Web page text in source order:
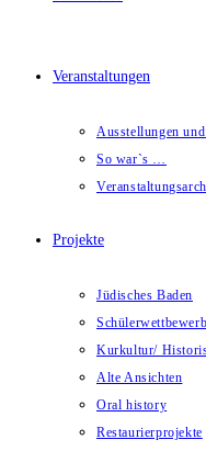
Veranstaltungen
Ausstellungen
So war`s …
Projekte
Jüdisches Baden
Kurkultur/
Alte Ansichten
Oral history
Restaurierprojekte